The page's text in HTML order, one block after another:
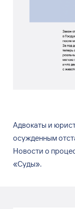
Адвокаты и
осужденным
Новости о
«Суды».